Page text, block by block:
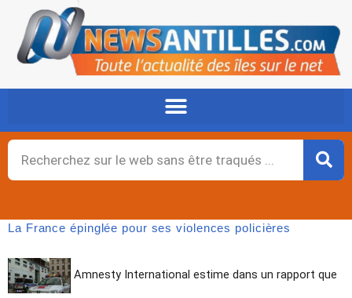
contenu
Rechercher
La France épinglée pour ses violences policières
Amnesty International estime dans un rapport que